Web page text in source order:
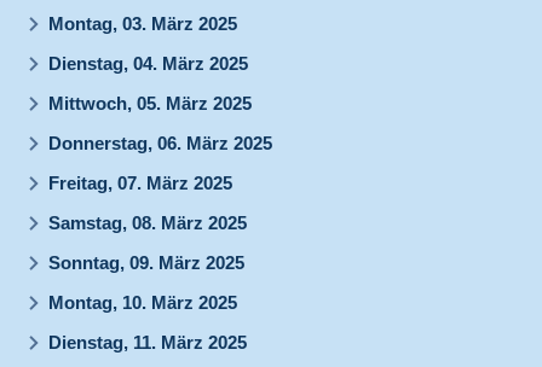
Montag, 03. März 2025
Dienstag, 04. März 2025
Mittwoch, 05. März 2025
Donnerstag, 06. März 2025
Freitag, 07. März 2025
Samstag, 08. März 2025
Sonntag, 09. März 2025
Montag, 10. März 2025
Dienstag, 11. März 2025